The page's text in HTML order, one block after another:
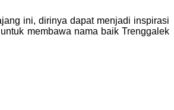
ini, dirinya dapat menjadi inspirasi
membawa nama baik Trenggalek